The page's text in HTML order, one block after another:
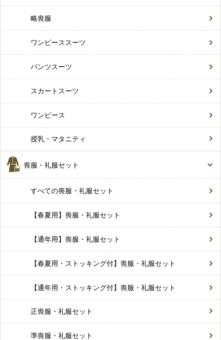
略喪服
ワンピーススーツ
パンツスーツ
スカートスーツ
ワンピース
授乳・マタニティ
喪服・礼服セット
すべての喪服・礼服セット
【春夏用】喪服・礼服セット
【通年用】喪服・礼服セット
【春夏用・ストッキング付】喪服・礼服セット
【通年用・ストッキング付】喪服・礼服セット
正喪服・礼服セット
準喪服・礼服セット